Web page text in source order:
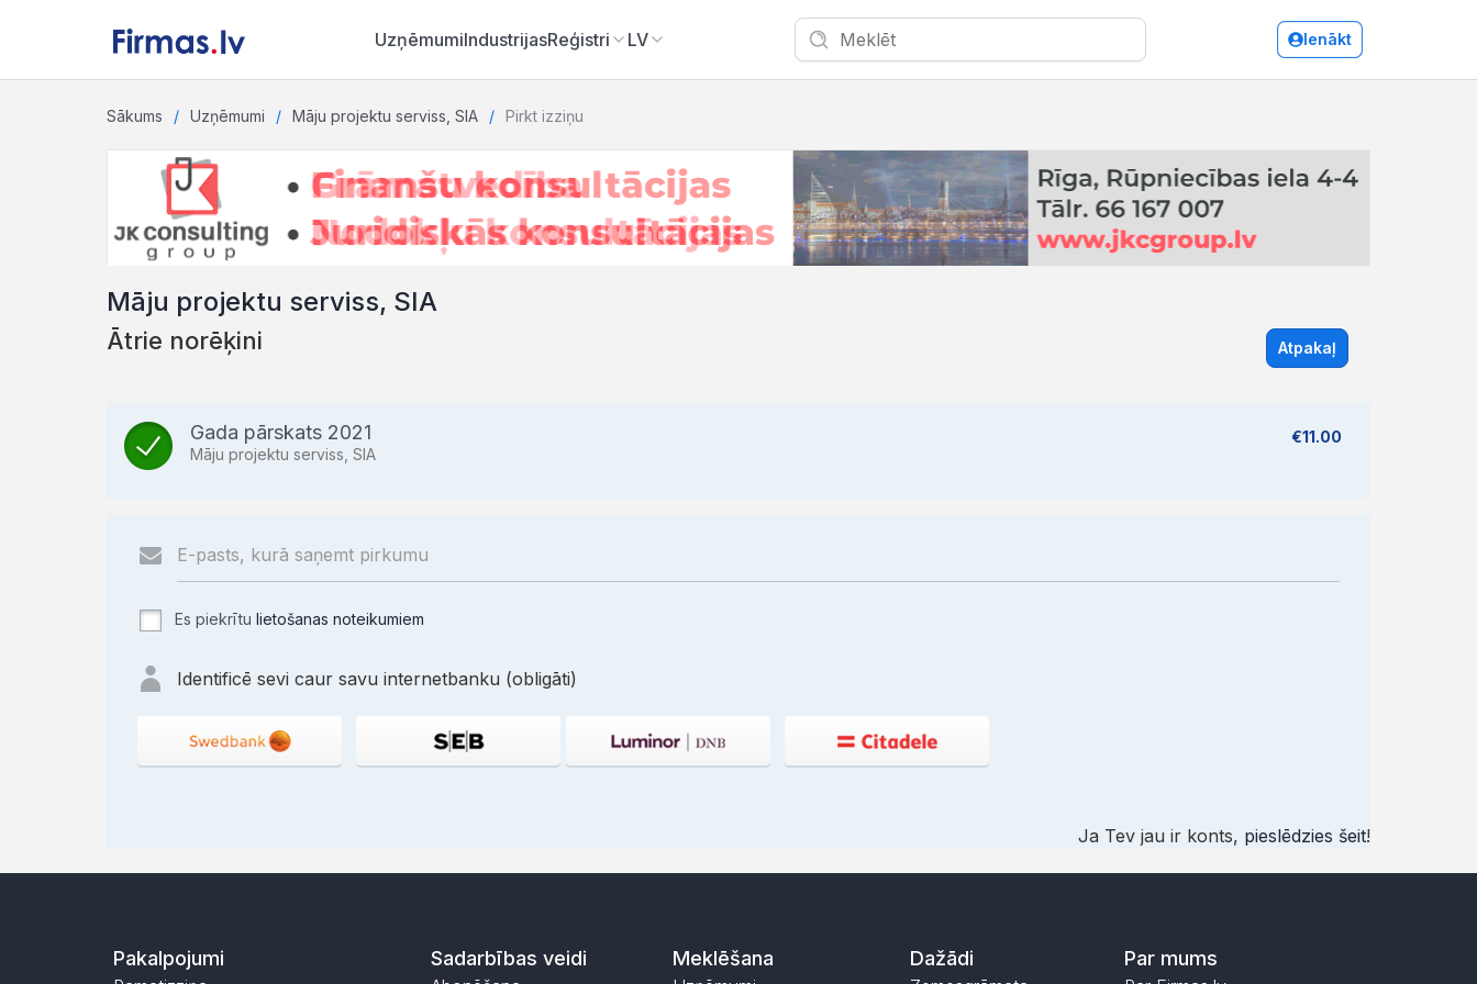
UzņēmumiIndustrijasReģistri LV Ienākt
Sākums Uzņēmumi Māju projektu serviss, SIA Pirkt izziņu
Māju projektu serviss, SIA
Ātrie norēķini Atpakaļ
Gada pārskats 2021
Māju projektu serviss, SIA
€11.00
Es piekrītu lietošanas noteikumiem
Identificē sevi caur savu internetbanku (obligāti)
Ja Tev jau ir konts, pieslēdzies šeit!
Pakalpojumi Sadarbības veidi Meklēšana Dažādi Par mums